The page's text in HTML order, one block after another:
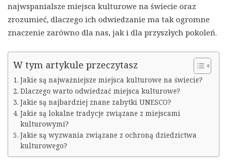
najwspanialsze miejsca kulturowe na świecie oraz
zrozumieć, dlaczego ich odwiedzanie ma tak ogromne
znaczenie zarówno dla nas, jak i dla przyszłych pokoleń.
W tym artykule przeczytasz
Jakie są najważniejsze miejsca kulturowe na świecie?
Dlaczego warto odwiedzać miejsca kulturowe?
Jakie są najbardziej znane zabytki UNESCO?
Jakie są lokalne tradycje związane z miejscami
kulturowymi?
Jakie są wyzwania związane z ochroną dziedzictwa
kulturowego?